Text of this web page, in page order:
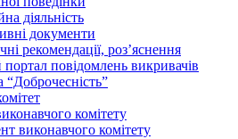
діяльність
документи
рекомендації, роз’яснення
повідомлень викривачів
“Доброчесність”
комітету
виконавчого комітету